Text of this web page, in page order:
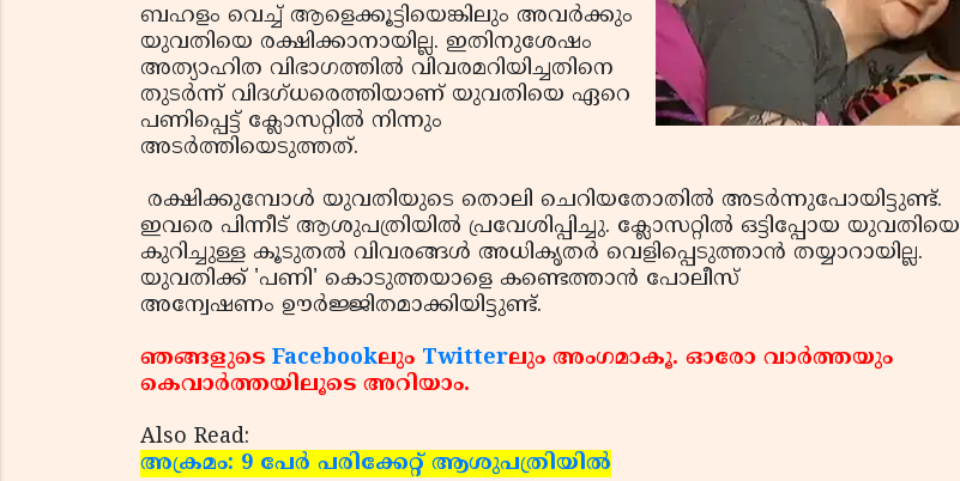
ബഹളം വെച്ച് ആളെക്കൂട്ടിയെങ്കിലും അവര്‍ക്കും
യുവതിയെ രക്ഷിക്കാനായില്ല. ഇതിനുശേഷം
അത്യാഹിത വിഭാഗത്തില്‍ വിവരമറിയിച്ചതിനെ
തുടര്‍ന്ന് വിദഗ്ധരെത്തിയാണ് യുവതിയെ ഏറെ
പണിപ്പെട്ട് ക്ലോസറ്റില്‍ നിന്നും
അടര്‍ത്തിയെടുത്തത്.
രക്ഷിക്കുമ്പോള്‍ യുവതിയുടെ തൊലി ചെറിയതോതില്‍ അടര്‍ന്നുപോയിട്ടുണ്ട്.
ഇവരെ പിന്നീട് ആശുപത്രിയില്‍ പ്രവേശിപ്പിച്ചു. ക്ലോസറ്റില്‍ ഒട്ടിപ്പോയ യുവതിയെ
കുറിച്ചുള്ള കൂടുതല്‍ വിവരങ്ങള്‍ അധികൃതര്‍ വെളിപ്പെടുത്താന്‍ തയ്യാറായില്ല.
യുവതിക്ക് 'പണി' കൊടുത്തയാളെ കണ്ടെത്താന്‍ പോലീസ്
അന്വേഷണം ഊര്‍ജ്ജിതമാക്കിയിട്ടുണ്ട്.
ഞങ്ങളുടെ Facebookലും Twitterലും അംഗമാകൂ. ഓരോ വാര്‍ത്തയും
കെവാര്‍ത്തയിലൂടെ അറിയാം.
Also Read:
അക്രമം: 9 പേര്‍ പരിക്കേറ്റ് ആശുപത്രിയില്‍